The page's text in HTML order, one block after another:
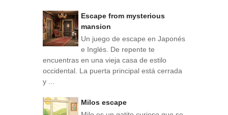
Escape from mysterious
mansion
Un juego de escape en Japonés
e Inglés. De repente te
encuentras en una vieja casa de estilo
occidental. La puerta principal está cerrada
y ...
Milos escape